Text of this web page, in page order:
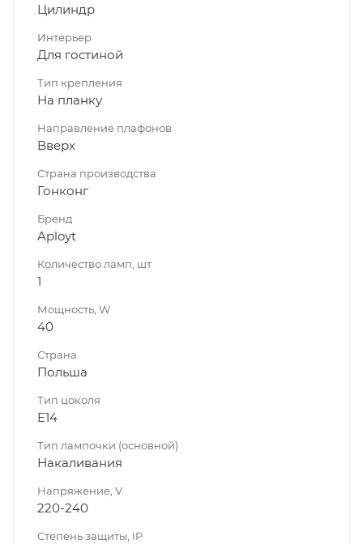
Цилиндр
Интерьер
Для гостиной
Тип крепления
На планку
Направление плафонов
Вверх
Страна производства
Гонконг
Бренд
Aployt
Количество ламп, шт
1
Мощность, W
40
Страна
Польша
Тип цоколя
E14
Тип лампочки (основной)
Накаливания
Напряжение, V
220-240
Степень защиты, IP